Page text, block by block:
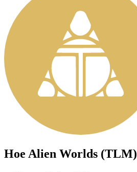
Hoe Alien Worlds (TLM)